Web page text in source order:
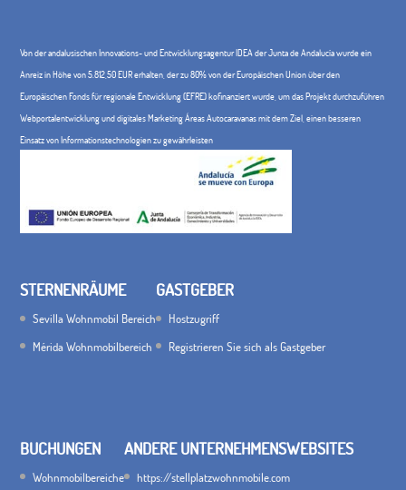
Von der andalusischen Innovations- und Entwicklungsagentur IDEA der Junta de Andalucía wurde ein
Anreiz in Höhe von 5.812,50 EUR erhalten, der zu 80% von der Europäischen Union über den
Europäischen Fonds für regionale Entwicklung (EFRE) kofinanziert wurde, um das Projekt durchzuführen
Webportalentwicklung und digitales Marketing Áreas Autocaravanas mit dem Ziel, einen besseren
Einsatz von Informationstechnologien zu gewährleisten
STERNENRÄUME
Sevilla Wohnmobil Bereich
Mérida Wohnmobilbereich
GASTGEBER
Hostzugriff
Registrieren Sie sich als Gastgeber
BUCHUNGEN
Wohnmobilbereiche
ANDERE UNTERNEHMENSWEBSITES
https://stellplatzwohnmobile.com